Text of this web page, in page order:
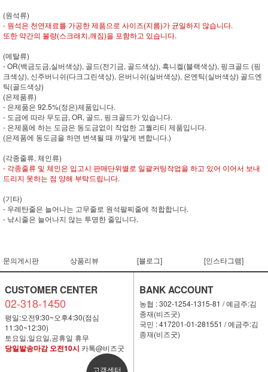
(원석류)
- 원석은 천연재료를 가공한 제품으로 사이즈(지름)가 균일하지 않습니다.
또한 약간의 불량(스크래치,깨짐)을 포함하고 있습니다.
(메탈류)
- OR(백금도금,실버색상), 골드(전기금, 골드색상), 흑니켈(블랙색상), 핑크골드 (핑
크색상), 신주버니쉬(다크그린색상), 은버니쉬(실버색상), 은엔틱(실버색상) 골드엔
틱(골드색상)
(은제품류)
- 은제품은 92.5%(정은)제품입니다.
- 도금에 따라 무도금, OR, 골드, 핑크골드가 있습니다.
- 은제품에 하는 도금은 동도금없이 작업한 고퀄리티 제품입니다.
(은제품에 동도금을 하면 변색될 때 까맣게 변합니다.)
(각종줄류, 체인류)
- 각종줄류 및 체인은 입고시 판매단위별로 일괄커팅작업을 하고 있어 이어서 보내
드리지 못하는 점 양해 부탁드립니다.
(기타)
- 우레탄줄은 늘어나는 고무줄로 원석팔찌줄에 적합합니다.
- 낚시줄은 늘어나지 않는 투명한 줄입니다.
문의게시판 상품리뷰 [블로그] [인스타그램]
CUSTOMER CENTER
02-318-1450
평일:오전9:30~오후4:30(점심
11:30~12:30)
토요일,일요일,공휴일 휴무
당일발송마감 오전10시 카톡@비즈굿
고객센터
BANK ACCOUNT
농협 : 302-1254-1315-81 / 예금주:김
종재(비즈굿)
국민 : 417201-01-281551 / 예금주:김
종재(비즈굿)